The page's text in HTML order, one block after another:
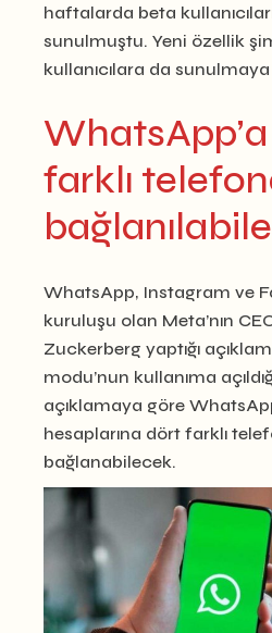
haftalarda beta
sunulmuştu. Yeni özellik
kullanıcılara da sunulmaya
farklı
WhatsApp, Instagram ve
kuruluşu olan Meta’nın
Zuckerberg yaptığı
modu’nun kullanıma
açıklamaya göre
hesaplarına dört farklı
bağlanabilecek.